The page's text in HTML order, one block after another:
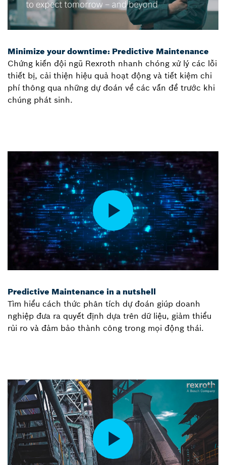
Minimize your downtime: Predictive Maintenance
Chứng kiến đội ngũ Rexroth nhanh chóng xử lý các lỗi
thiết bị, cải thiện hiệu quả hoạt động và tiết kiệm chi
phí thông qua những dự đoán về các vấn đề trước khi
chúng phát sinh.
Predictive Maintenance in a nutshell
Tìm hiểu cách thức phân tích dự đoán giúp doanh
nghiệp đưa ra quyết định dựa trên dữ liệu, giảm thiểu
rủi ro và đảm bảo thành công trong mọi động thái.